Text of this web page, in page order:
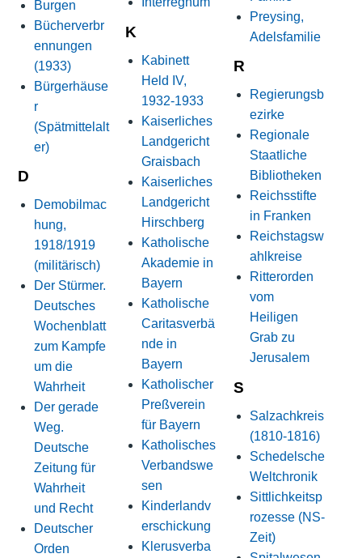
Burgen
Bücherverbr
ennungen
(1933)
Bürgerhäuse
r
(Spätmittelalt
er)
D
Demobilmac
hung,
1918/1919
(militärisch)
Der Stürmer.
Deutsches
Wochenblatt
zum Kampfe
um die
Wahrheit
Der gerade
Weg.
Deutsche
Zeitung für
Wahrheit
und Recht
Deutscher
Orden
K
Kabinett
Held IV,
1932-1933
Kaiserliches
Landgericht
Graisbach
Kaiserliches
Landgericht
Hirschberg
Katholische
Akademie in
Bayern
Katholische
Caritasverbä
nde in
Bayern
Katholischer
Preßverein
für Bayern
Katholisches
Verbandswe
sen
Kinderlandv
erschickung
Klerusverba
Preysing,
Adelsfamilie
R
Regierungsb
ezirke
Regionale
Staatliche
Bibliotheken
Reichsstifte
in Franken
Reichstagsw
ahlkreise
Ritterorden
vom
Heiligen
Grab zu
Jerusalem
S
Salzachkreis
(1810-1816)
Schedelsche
Weltchronik
Sittlichkeitsp
rozesse (NS-
Zeit)